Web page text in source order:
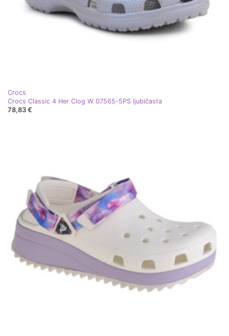
Crocs
Crocs Classic 4 Her Clog W 07565-5PS ljubičasta
78,83 €